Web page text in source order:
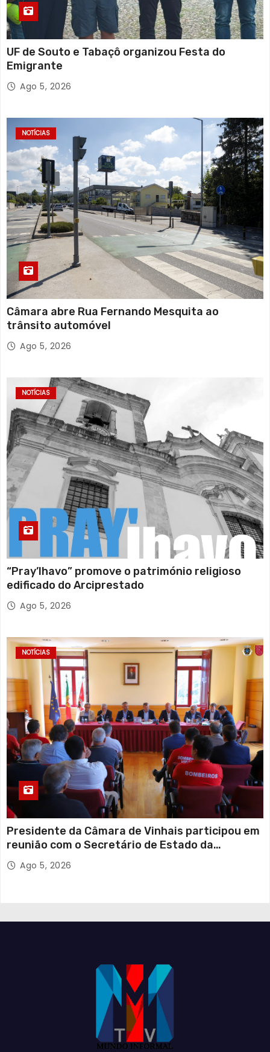
UF de Souto e Tabaçô organizou Festa do
Emigrante
Ago 5, 2026
NOTÍCIAS
Câmara abre Rua Fernando Mesquita ao
trânsito automóvel
Ago 5, 2026
NOTÍCIAS
“Pray’lhavo” promove o património religioso
edificado do Arciprestado
Ago 5, 2026
NOTÍCIAS
Presidente da Câmara de Vinhais participou em
reunião com o Secretário de Estado da
Proteção Civil
Ago 5, 2026